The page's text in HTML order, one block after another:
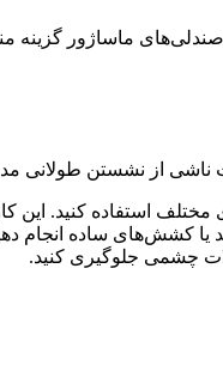
صندلی‌های ماساژور
ناشی از نشستن طولانی
استفاده کنید.
چشمی جلوگیری کنید.